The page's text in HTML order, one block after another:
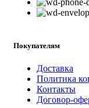
Покупателям
Доставка
Политика
Контакты
Договор-